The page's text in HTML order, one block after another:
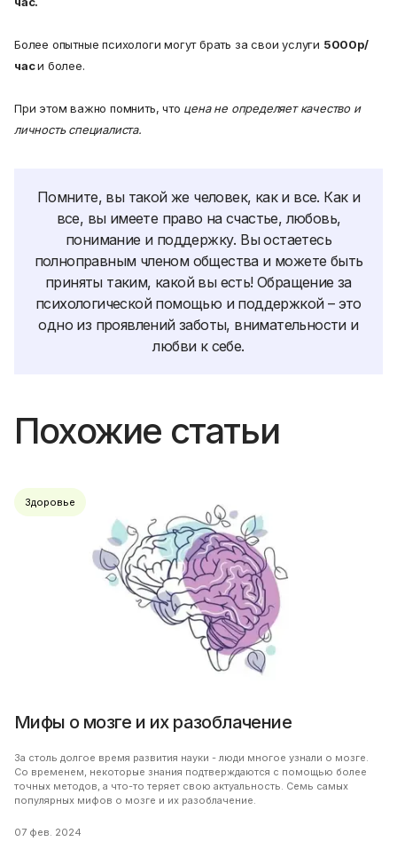
Более опытные психологи могут брать за свои услуги 5000р/
часи более.
При этом важно помнить, что цена не определяет качество и
личность специалиста.
Помните, вы такой же человек, как и все. Как и
все, вы имеете право на счастье, любовь,
понимание и поддержку. Вы остаетесь
полноправным членом общества и можете быть
приняты таким, какой вы есть! Обращение за
психологической помощью и поддержкой – это
одно из проявлений заботы, внимательности и
любви к себе.
Похожие статьи
Здоровье
Мифы о мозге и их разоблачение
За столь долгое время развития науки - люди многое узнали о мозге.
Со временем, некоторые знания подтверждаются с помощью более
точных методов, а что-то теряет свою актуальность. Семь самых
популярных мифов о мозге и их разоблачение.
07 фев. 2024